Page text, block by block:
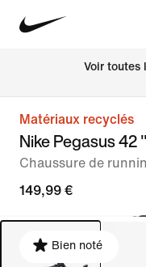
Voir toutes
Matériaux recyclés
Nike Pegasus
Chaussure de
149,99 €
Bien noté